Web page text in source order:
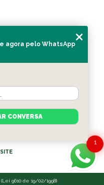
9610 de 19/02/1998)
1
agora pelo WhatsApp
CONVERSA